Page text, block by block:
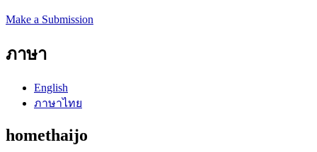
Make a Submission
ภาษา
English
ภาษาไทย
homethaijo